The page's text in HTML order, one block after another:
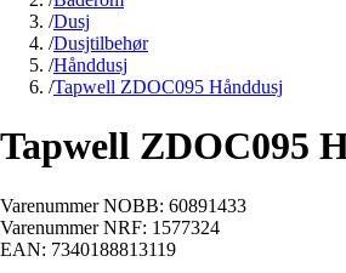
/Dusj
/Dusjtilbehør
/Hånddusj
/Tapwell ZDOC095 Hånddusj
Tapwell ZDOC095
Varenummer NOBB: 60891433
Varenummer NRF: 1577324
EAN: 7340188813119